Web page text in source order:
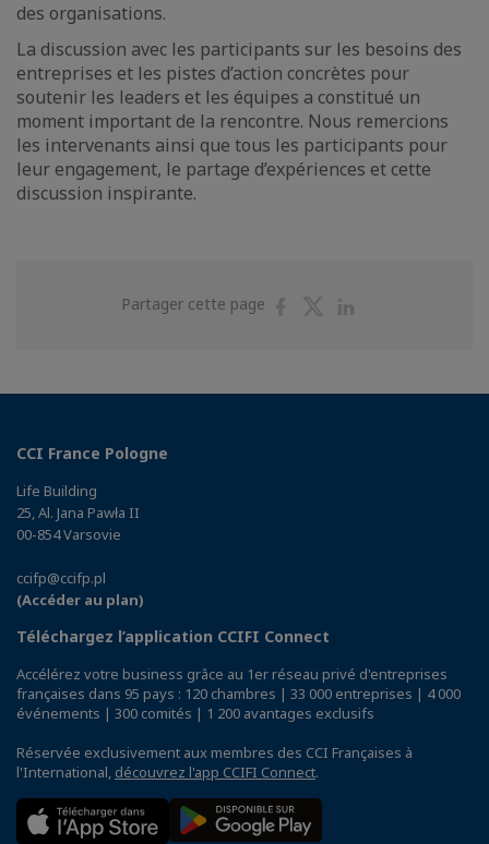
des organisations.
La discussion avec les participants sur les besoins des
entreprises et les pistes d’action concrètes pour
soutenir les leaders et les équipes a constitué un
moment important de la rencontre. Nous remercions
les intervenants ainsi que tous les participants pour
leur engagement, le partage d’expériences et cette
discussion inspirante.
Partager cette page
PartagerPartager
CCI France Pologne
Life Building
25, Al. Jana Pawła II
00-854 Varsovie
ccifp@ccifp.pl
(Accéder au plan)
Téléchargez l’application CCIFI Connect
Accélérez votre business grâce au 1er réseau privé d'entreprises
françaises dans 95 pays : 120 chambres | 33 000 entreprises | 4 000
événements | 300 comités | 1 200 avantages exclusifs
Réservée exclusivement aux membres des CCI Françaises à
l'International, découvrez l'app CCIFI Connect.